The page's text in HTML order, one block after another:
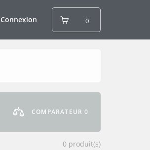
Connexion 0
COMPARATEUR0
0 produit(s)